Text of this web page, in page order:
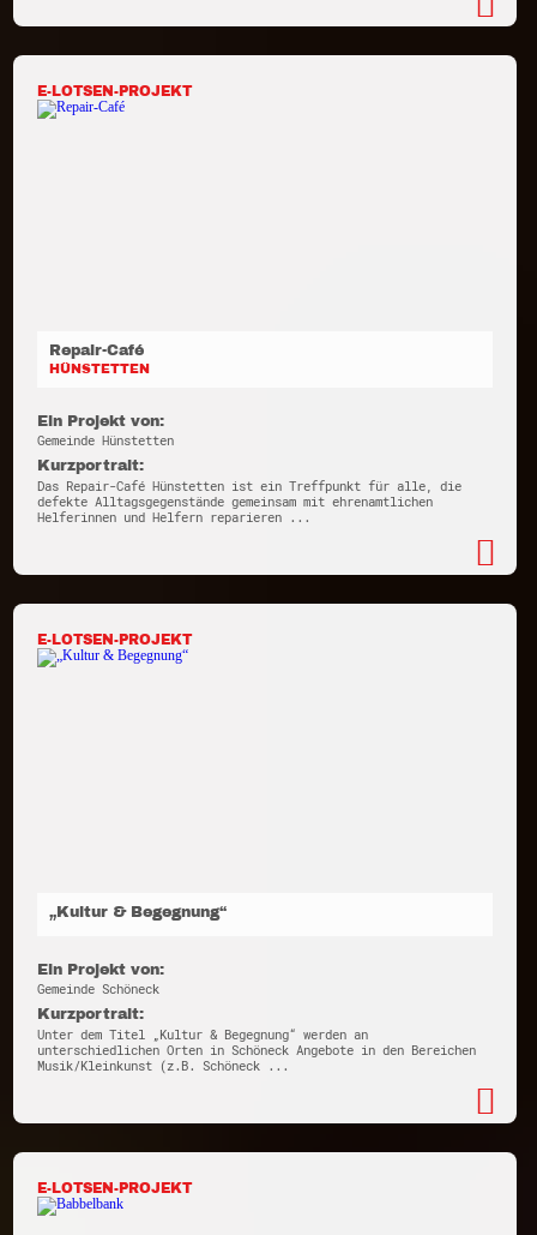
E-LOTSEN-PROJEKT
Repair-Café
HÜNSTETTEN
Ein Projekt von:
Gemeinde Hünstetten
Kurzportrait:
Das Repair-Café Hünstetten ist ein Treffpunkt für alle, die
defekte Alltagsgegenstände gemeinsam mit ehrenamtlichen
Helferinnen und Helfern reparieren ...
E-LOTSEN-PROJEKT
„Kultur & Begegnung“
Ein Projekt von:
Gemeinde Schöneck
Kurzportrait:
Unter dem Titel „Kultur & Begegnung“ werden an
unterschiedlichen Orten in Schöneck Angebote in den Bereichen
Musik/Kleinkunst (z.B. Schöneck ...
E-LOTSEN-PROJEKT